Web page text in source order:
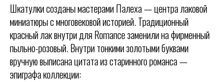
Шкатулки созданы мастерами Палеха — центра лаковой
миниатюры с многовековой историей. Традиционный
красный лак внутри для Romance заменили на фирменный
пыльно-розовый. Внутри тонкими золотыми буквами
вручную выписана цитата из старинного романса —
эпиграфа коллекции: